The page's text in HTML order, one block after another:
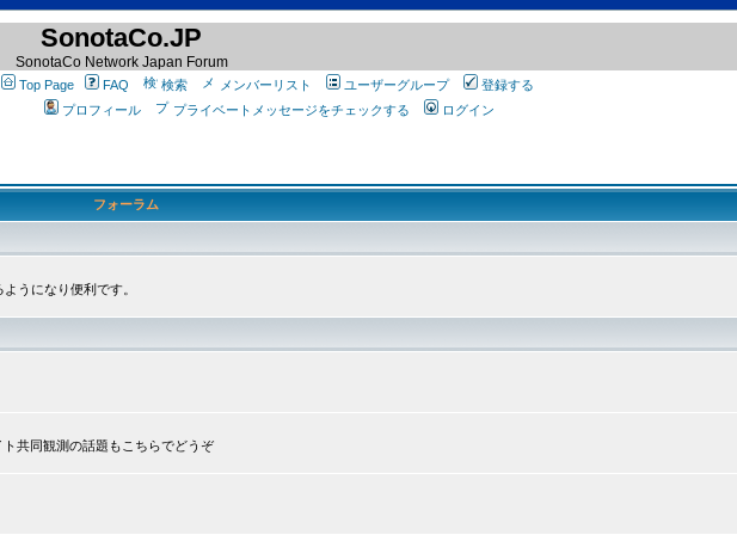
SonotaCo.JP
SonotaCo Network Japan Forum
Top Page FAQ 検索 メンバーリスト ユーザーグループ
登録する
プロフィール
プライベートメッセージをチェックする ログイン
フォーラム
うになり便利です。
共同観測の話題もこちらでどうぞ